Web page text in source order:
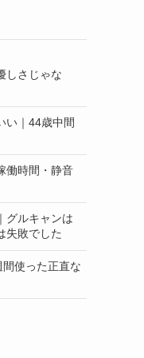
しさじゃな
い｜44歳中間
働時間・静音
グルキャンは
失敗でした
使った正直な